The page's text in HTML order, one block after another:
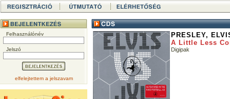
Felhasználónév
Jelszó
elfelejtettem a jelszavam
PRESLEY,
A Little Less
Digipak